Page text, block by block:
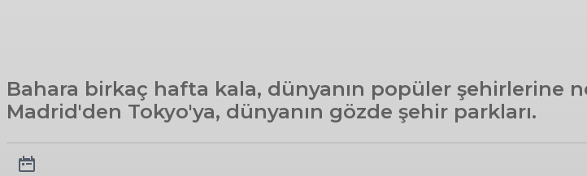
Bahara birkaç hafta kala, dünyanın popüler şehirlerine
Madrid'den Tokyo'ya, dünyanın gözde şehir parkları.